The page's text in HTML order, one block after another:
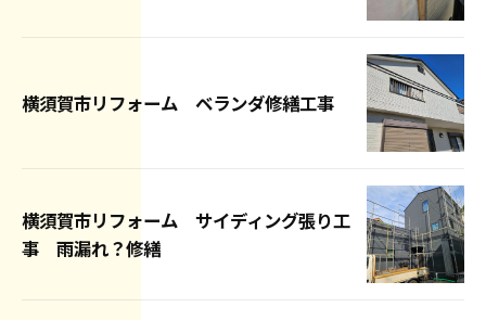
横須賀市リフォーム ベランダ修繕工事
横須賀市リフォーム サイディング張り工
事 雨漏れ？修繕